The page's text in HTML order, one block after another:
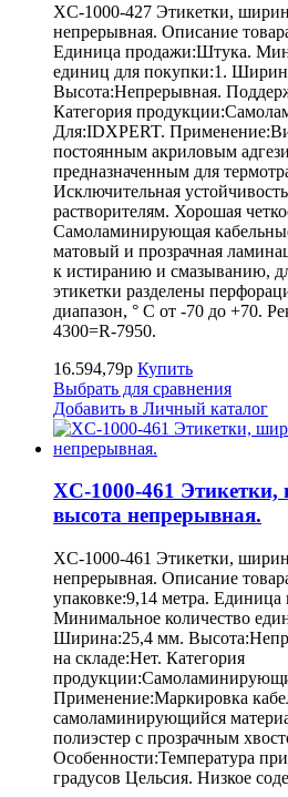
XC-1000-427 Этикетки,
непрерывная. Описание
Единица продажи:Штука.
единиц для покупки:1.
Высота:Непрерывная.
Категория
Для:IDXPERT.
постоянным акриловым
предназначенным для
Исключительная
растворителям. Хорошая
Самоламинирующая
матовый и прозрачная
к истиранию и смазыванию,
этикетки разделены
диапазон, ° С от -70 до +70.
4300=R-7950.
16.594,79р Купить
Выбрать для сравнения
Добавить в Личный каталог
XC-1000-461
высота непрерывная.
XC-1000-461 Этикетки,
непрерывная. Описание
упаковке:9,14 метра.
Минимальное количество
Ширина:25,4 мм.
на складе:Нет. Категория
Применение:Маркировка
самоламинирующийся
полиэстер с прозрачным
Особенности:Температура
градусов Цельсия. Низкое